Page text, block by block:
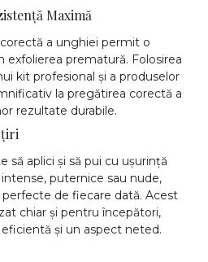
Maximă
a unghiei permit o
exfolierea prematură. Folosirea
kit profesional și a produselor
la pregătirea corectă a
rezultate durabile.
aplici și să pui cu ușurință
puternice sau nude,
de fiecare dată. Acest
chiar și pentru începători,
și un aspect neted.